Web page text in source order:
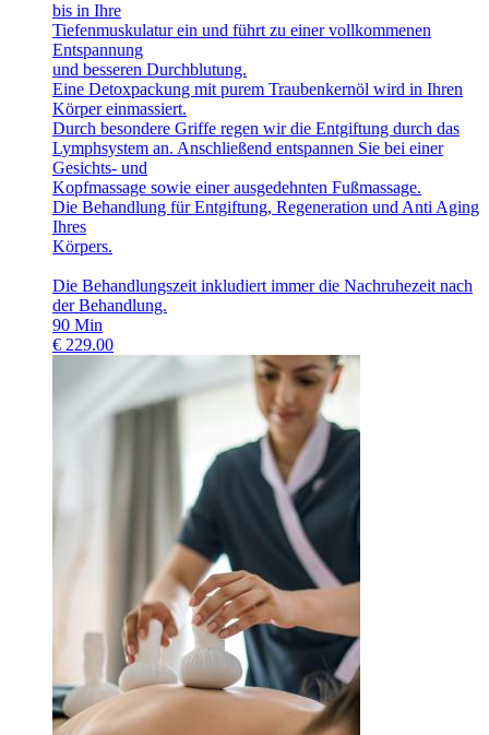
bis in Ihre
Tiefenmuskulatur ein und führt zu einer vollkommenen
Entspannung
und besseren Durchblutung.
Eine Detoxpackung mit purem Traubenkernöl wird in Ihren
Körper einmassiert.
Durch besondere Griffe regen wir die Entgiftung durch das
Lymphsystem an. Anschließend entspannen Sie bei einer
Gesichts- und
Kopfmassage sowie einer ausgedehnten Fußmassage.
Die Behandlung für Entgiftung, Regeneration und Anti Aging
Ihres
Körpers.
Die Behandlungszeit inkludiert immer die Nachruhezeit nach
der Behandlung.
90 Min
€ 229.00